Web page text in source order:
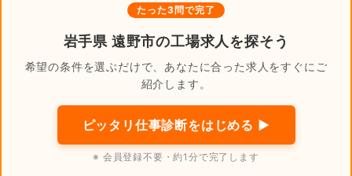
たった3問で完了
岩手県 遠野市の工場求人を探そう
希望の条件を選ぶだけで、あなたに合った求人をすぐにご
紹介します。
ピッタリ仕事診断をはじめる ▶
※ 会員登録不要・約1分で完了します